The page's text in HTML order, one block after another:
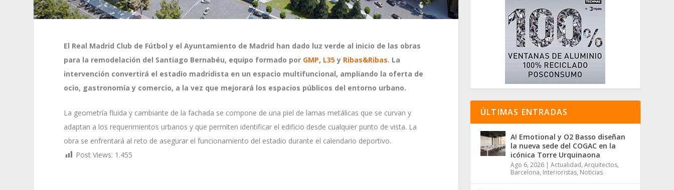
El Real Madrid Club de Fútbol y el Ayuntamiento de Madrid han dado luz verde al inicio de las obras
para la remodelación del Santiago Bernabéu, equipo formado por GMP, L35 y Ribas&Ribas. La
intervención convertirá el estadio madridista en un espacio multifuncional, ampliando la oferta de
ocio, gastronomía y comercio, a la vez que mejorará los espacios públicos del entorno urbano.
La geometría fluida y cambiante de la fachada se compone de una piel de lamas metálicas que se curvan y
adaptan a los requerimientos urbanos y que permiten identificar el edificio desde cualquier punto de vista. La
obra se enfrentará al reto de asegurar el funcionamiento del estadio durante el calendario deportivo.
Post Views: 1.455
ÚLTIMAS ENTRADAS
A! Emotional y O2 Basso diseñan
la nueva sede del COGAC en la
icónica Torre Urquinaona
Ago 6, 2026 | Actualidad, Arquitectos,
Barcelona, Interioristas, Noticias